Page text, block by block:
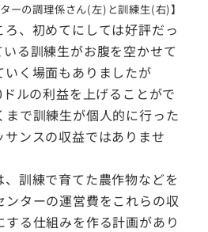
ーの調理係さん(左)と訓練生(右)】
、初めてにしては好評だっ
る訓練生がお腹を空かせて
いく場面もありましたが
ドルの利益を上げることがで
まで訓練生が個人的に行った
ンスの収益ではありませ
訓練で育てた農作物などを
ターの運営費をこれらの収
る仕組みを作る計画があり